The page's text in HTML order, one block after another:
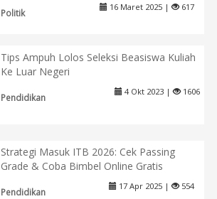
Politik
16 Maret 2025 | 617
Tips Ampuh Lolos Seleksi Beasiswa Kuliah
Ke Luar Negeri
Pendidikan
4 Okt 2023 | 1606
Strategi Masuk ITB 2026: Cek Passing
Grade & Coba Bimbel Online Gratis
Pendidikan
17 Apr 2025 | 554